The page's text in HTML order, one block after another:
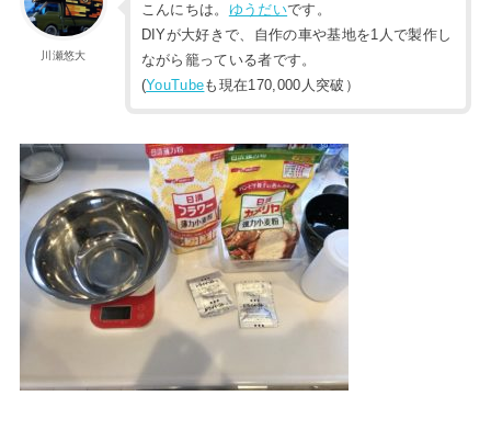
川瀬悠大
こんにちは。 ゆうだいです。
DIYが大好きで、自作の車や基地を1人で製作し
ながら籠っている者です。
(YouTubeも現在170,000人突破）